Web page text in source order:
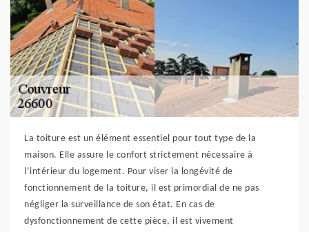
La toiture est un élément essentiel pour tout type de la
maison. Elle assure le confort strictement nécessaire à
l’intérieur du logement. Pour viser la longévité de
fonctionnement de la toiture, il est primordial de ne pas
négliger la surveillance de son état. En cas de
dysfonctionnement de cette pièce, il est vivement